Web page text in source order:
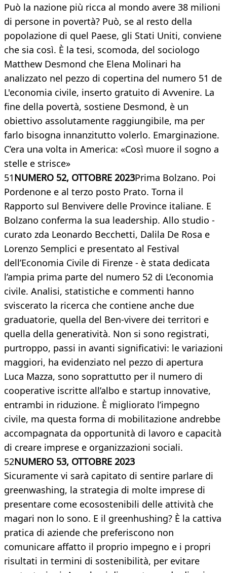
Può la nazione più ricca al mondo avere 38 milioni
di persone in povertà? Può, se al resto della
popolazione di quel Paese, gli Stati Uniti, conviene
che sia così. È la tesi, scomoda, del sociologo
Matthew Desmond che Elena Molinari ha
analizzato nel pezzo di copertina del numero 51 de
L'economia civile, inserto gratuito di Avvenire. La
fine della povertà, sostiene Desmond, è un
obiettivo assolutamente raggiungibile, ma per
farlo bisogna innanzitutto volerlo. Emarginazione.
C’era una volta in America: «Così muore il sogno a
stelle e strisce»
51NUMERO 52, OTTOBRE 2023Prima Bolzano. Poi
Pordenone e al terzo posto Prato. Torna il
Rapporto sul Benvivere delle Province italiane. E
Bolzano conferma la sua leadership. Allo studio -
curato zda Leonardo Becchetti, Dalila De Rosa e
Lorenzo Semplici e presentato al Festival
dell’Economia Civile di Firenze - è stata dedicata
l’ampia prima parte del numero 52 di L’economia
civile. Analisi, statistiche e commenti hanno
sviscerato la ricerca che contiene anche due
graduatorie, quella del Ben-vivere dei territori e
quella della generatività. Non si sono registrati,
purtroppo, passi in avanti significativi: le variazioni
maggiori, ha evidenziato nel pezzo di apertura
Luca Mazza, sono soprattutto per il numero di
cooperative iscritte all’albo e startup innovative,
entrambi in riduzione. È migliorato l’impegno
civile, ma questa forma di mobilitazione andrebbe
accompagnata da opportunità di lavoro e capacità
di creare imprese e organizzazioni sociali.
52NUMERO 53, OTTOBRE 2023
Sicuramente vi sarà capitato di sentire parlare di
greenwashing, la strategia di molte imprese di
presentare come ecosostenibili delle attività che
magari non lo sono. E il greenhushing? È la cattiva
pratica di aziende che preferiscono non
comunicare affatto il proprio impegno e i propri
risultati in termini di sostenibilità, per evitare